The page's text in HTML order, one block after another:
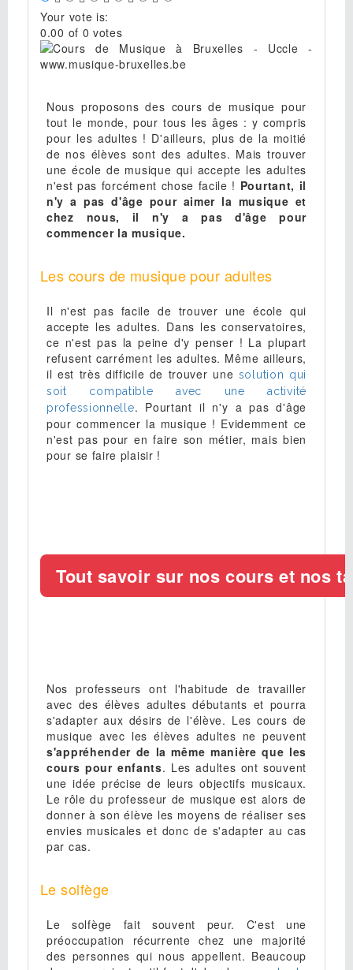
Your vote is:
0.00 of 0 votes
Nous proposons des cours de musique pour
tout le monde, pour tous les âges : y compris
pour les adultes ! D'ailleurs, plus de la moitié
de nos élèves sont des adultes. Mais trouver
une école de musique qui accepte les adultes
n'est pas forcément chose facile ! Pourtant, il
n'y a pas d'âge pour aimer la musique et
chez nous, il n'y a pas d'âge pour
commencer la musique.
Les cours de musique pour adultes
Il n'est pas facile de trouver une école qui
accepte les adultes. Dans les conservatoires,
ce n'est pas la peine d'y penser ! La plupart
refusent carrément les adultes. Même ailleurs,
il est très difficile de trouver une solution qui
soit compatible avec une activité
professionnelle. Pourtant il n'y a pas d'âge
pour commencer la musique ! Evidemment ce
n'est pas pour en faire son métier, mais bien
pour se faire plaisir !
Nos professeurs ont l'habitude de travailler
avec des élèves adultes débutants et pourra
s'adapter aux désirs de l'élève. Les cours de
musique avec les élèves adultes ne peuvent
s'appréhender de la même manière que les
cours pour enfants. Les adultes ont souvent
une idée précise de leurs objectifs musicaux.
Le rôle du professeur de musique est alors de
donner à son élève les moyens de réaliser ses
envies musicales et donc de s'adapter au cas
par cas.
Le solfège
Le solfège fait souvent peur. C'est une
préoccupation récurrente chez une majorité
des personnes qui nous appellent. Beaucoup